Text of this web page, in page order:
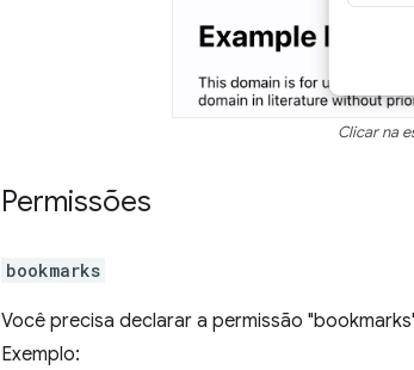
Clicar na
Permissões
bookmarks
Você precisa declarar a permissão
Exemplo: